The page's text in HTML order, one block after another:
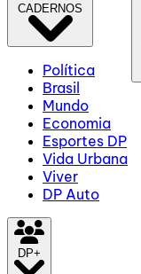
CADERNOS
Política
Brasil
Mundo
Economia
Esportes DP
Vida Urbana
Viver
DP Auto
DP+